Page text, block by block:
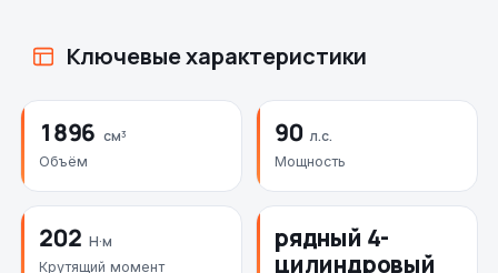
Ключевые характеристики
1896 см³
Объём
90 л.с.
Мощность
202 Н·м
Крутящий момент
рядный 4-
цилиндровый